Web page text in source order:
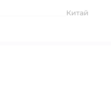
Китай